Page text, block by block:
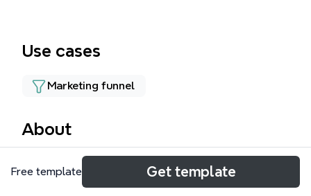
Use cases
Marketing funnel
About
Этот шаблон Диссертация представляет собой
детальную структуру вебинарной воронки,
Free template Get template